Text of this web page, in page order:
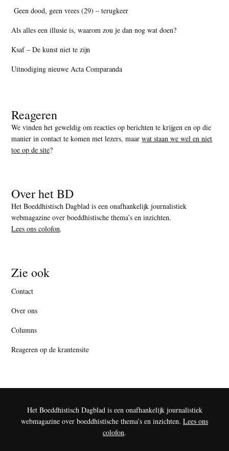
Geen dood, geen vrees (29) – terugkeer
Als alles een illusie is, waarom zou je dan nog wat doen?
Ksaf – De kunst niet te zijn
Uitnodiging nieuwe Acta Comparanda
Reageren
We vinden het geweldig om reacties op berichten te krijgen en op die
manier in contact te komen met lezers, maarwat staan we wel en niet
toe op de site?
Over het BD
Het Boeddhistisch Dagblad is een onafhankelijk journalistiek
webmagazine over boeddhistische thema’s en inzichten.
Lees ons colofon.
Zie ook
Contact
Over ons
Columns
Reageren op de krantensite
Het Boeddhistisch Dagblad is een onafhankelijk journalistiek
webmagazine over boeddhistische thema’s en inzichten. Lees ons
colofon.